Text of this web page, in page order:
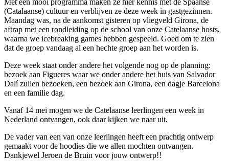
(Catalaanse) cultuur en verblijven ze deze week in gastgezinnen.
Maandag was, na de aankomst gisteren op vliegveld Girona, de
aftrap met een rondleiding op de school van onze Catelaanse hosts,
waarna we icebreaking games hebben gespeeld. Goed om te zien
dat de groep vandaag al een hechte groep aan het worden is.
Deze week staat onder andere het volgende nog op de planning:
bezoek aan Figueres waar we onder andere het huis van Salvador
Dalí zullen bezoeken, een bezoek aan Girona, een dagje Barcelona
en een familie dag.
Vanaf 14 mei mogen we de Catelaanse leerlingen een week in
Nederland ontvangen, ook daar kijken we naar uit.
De vader van een van onze leerlingen heeft een prachtig ontwerp
gemaakt voor de hoodies die we allen mochten ontvangen.
Dankjewel Jeroen de Bruin voor jouw ontwerp!!